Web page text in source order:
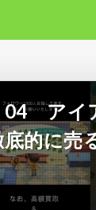
04 アイ
的に売